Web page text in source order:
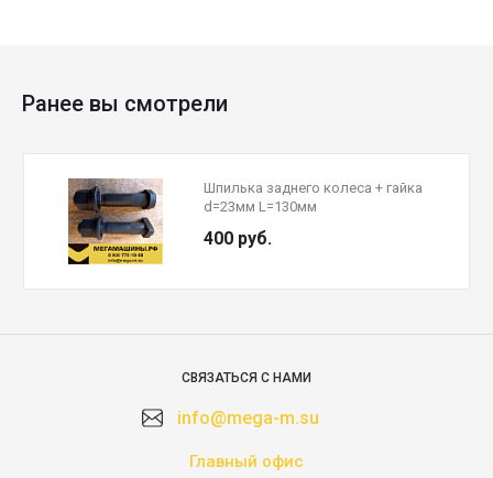
Ранее вы смотрели
Шпилька заднего колеса + гайка
d=23мм L=130мм
AZ91123440123
400 руб.
СВЯЗАТЬСЯ С НАМИ
info@mega-m.su
Главный офис